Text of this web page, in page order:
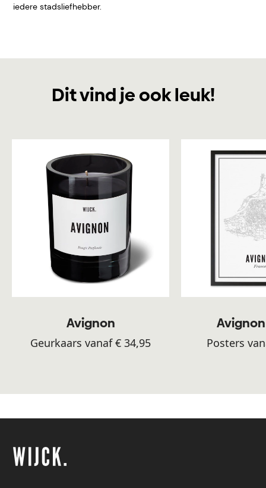
iedere stadsliefhebber.
Dit vind je ook leuk!
Avignon
Geurkaars vanaf € 34,95 Posters